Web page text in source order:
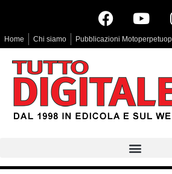
Home Chi siamo Pubblicazioni